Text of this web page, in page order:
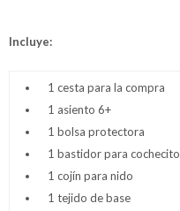
Incluye:
1 cesta para la compra
1 asiento 6+
1 bolsa protectora
1 bastidor para cochecito
1 cojín para nido
1 tejido de base